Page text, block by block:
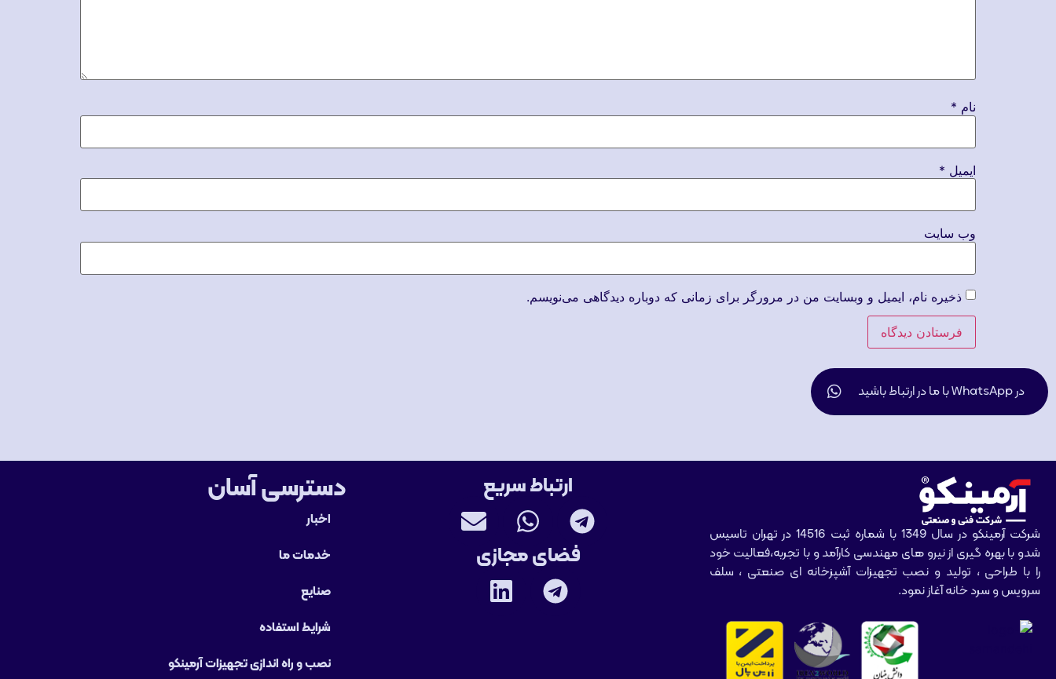
نام *
ایمیل *
وب‌ سایت
ذخیره نام، ایمیل و وبسایت من در مرورگر برای زمانی که دوباره دیدگاهی می‌نویسم.
در WhatsApp با ما در ارتباط باشید
شرکت آرمینکو در سال 1349 با شماره ثبت 14516 در تهران تاسیس
شدو با بهره گیری از نیرو های مهندسی کارآمد و با تجربه،فعالیت خود
را با طراحی ، تولید و نصب تجهیزات آشپزخانه ای صنعتی ، سلف
سرویس و سرد خانه آغاز نمود.
ارتباط سریع
فضای مجازی
دسترسی آسان
اخبار
خدمات ما
صنایع
شرایط استفاده
نصب و راه‌ اندازی تجهیزات آرمینکو